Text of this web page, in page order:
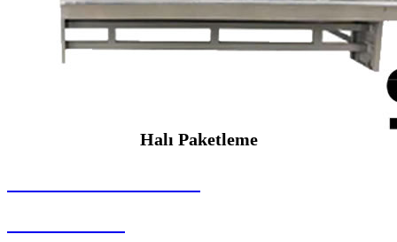
Halı Paketleme